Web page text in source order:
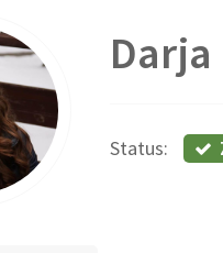
Darja
Status: